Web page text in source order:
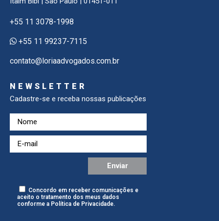
+55 11 3078-1998
+55 11 99237-7115
contato@loriaadvogados.com.br
NEWSLETTER
Cadastre-se e receba nossas publicações
Concordo em receber comunicações e
aceito o tratamento dos meus dados
conforme a Política de Privacidade.